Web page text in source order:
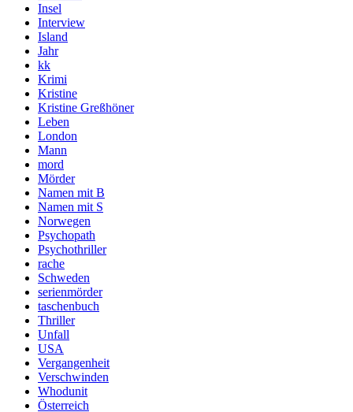
Insel
Interview
Island
Jahr
kk
Krimi
Kristine
Kristine Greßhöner
Leben
London
Mann
mord
Mörder
Namen mit B
Namen mit S
Norwegen
Psychopath
Psychothriller
rache
Schweden
serienmörder
taschenbuch
Thriller
Unfall
USA
Vergangenheit
Verschwinden
Whodunit
Österreich